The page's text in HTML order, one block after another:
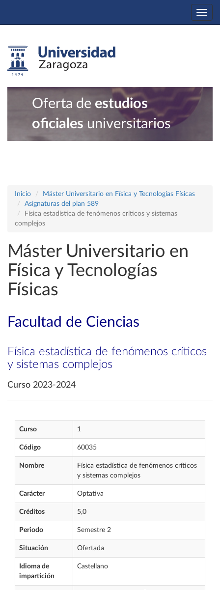
Oferta de estudios
oficiales universitarios
Inicio
Máster Universitario en Física y Tecnologías Físicas
Asignaturas del plan 589
Física estadística de fenómenos críticos y sistemas
complejos
Máster Universitario en
Física y Tecnologías
Físicas
Facultad de Ciencias
Física estadística de fenómenos críticos
y sistemas complejos
Curso 2023-2024
Curso 1
Código 60035
Nombre
Física estadística de fenómenos críticos
y sistemas complejos
Carácter Optativa
Créditos 5,0
Periodo Semestre 2
Situación Ofertada
Idioma de
impartición
Castellano